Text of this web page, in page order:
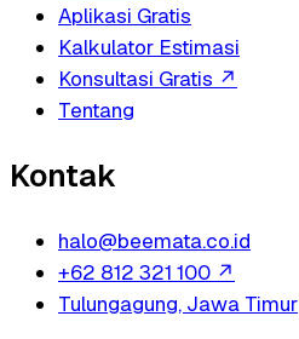
Aplikasi Gratis
Kalkulator Estimasi
Konsultasi Gratis ↗
Tentang
Kontak
halo@beemata.co.id
+62 812 321 100 ↗
Tulungagung, Jawa Timur